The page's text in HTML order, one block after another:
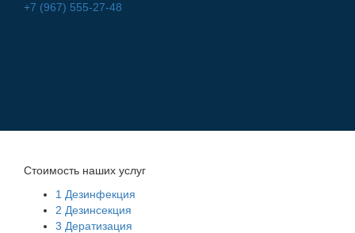
+7 (967) 555-27-48
Стоимость наших услуг
1 Дезинфекция
2 Дезинсекция
3 Дератизация